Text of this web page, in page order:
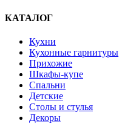
КАТАЛОГ
Кухни
Кухонные гарнитуры
Прихожие
Шкафы-купе
Спальни
Детские
Столы и стулья
Декоры